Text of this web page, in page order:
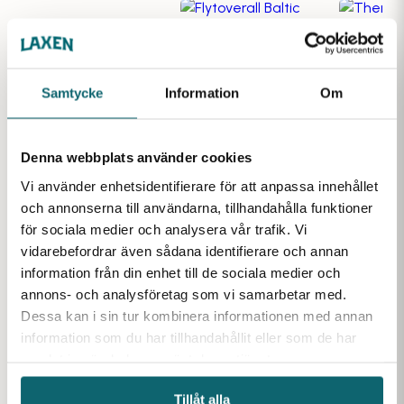
Samtycke Information Om
Denna webbplats använder cookies
Vi använder enhetsidentifierare för att anpassa innehållet
och annonserna till användarna, tillhandahålla funktioner
för sociala medier och analysera vår trafik. Vi
vidarebefordrar även sådana identifierare och annan
information från din enhet till de sociala medier och
annons- och analysföretag som vi samarbetar med.
Dessa kan i sin tur kombinera informationen med annan
information som du har tillhandahållit eller som de har
Tillåt alla
Flytväst Regatta
+40kg Blå
Regatta AquaSafe Elite är
en lätt och bekväm
uppblåsbar flytväst i hög
kvalitet.
Finns i lager
Flytoverall Baltic
Flytoverall i mycket hög
Baltic. Extra mycket
flytkraft och högt termiskt
skydd håller dig säker,
varm och torr i alla väder!
Finns i lager